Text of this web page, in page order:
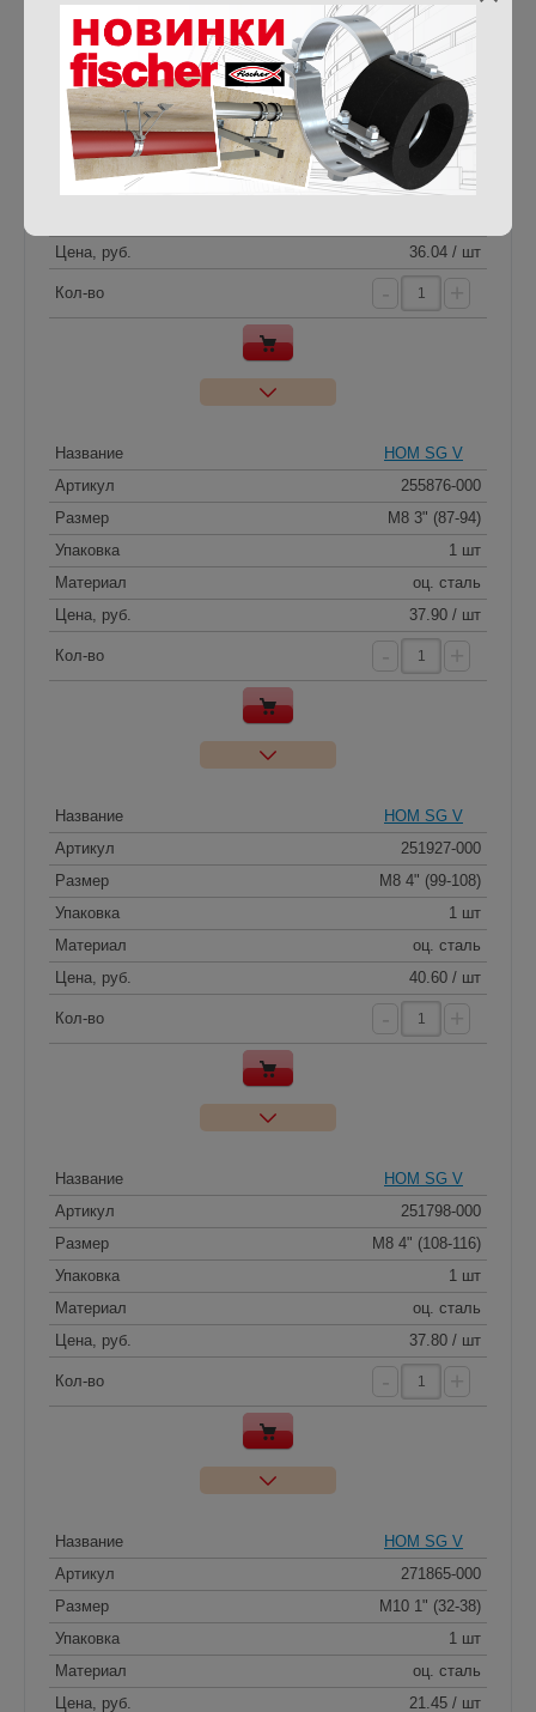
Название
HOM SG V
Артикул
242201-000
Размер
M8 2 1/2" (74-80)
Упаковка
1 шт
Цена, руб.
36.04 / шт
Кол-во
Название
HOM SG V
Артикул
255876-000
Размер
M8 3" (87-94)
Упаковка
1 шт
Материал
оц. сталь
Цена, руб.
37.90 / шт
Кол-во
Название
HOM SG V
Артикул
251927-000
Размер
M8 4" (99-108)
Упаковка
1 шт
Материал
оц. сталь
Цена, руб.
40.60 / шт
Кол-во
Название
HOM SG V
Артикул
251798-000
Размер
M8 4" (108-116)
Упаковка
1 шт
Материал
оц. сталь
Цена, руб.
37.80 / шт
Кол-во
Название
HOM SG V
Артикул
271865-000
Размер
M10 1" (32-38)
Упаковка
1 шт
Материал
оц. сталь
Цена, руб.
21.45 / шт